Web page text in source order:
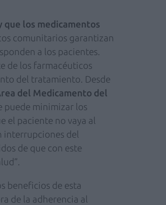
los medicamentos
comunitarios garantizan
a los pacientes.
de los farmacéuticos
del tratamiento. Desde
del Medicamento del
puede minimizar los
el paciente no vaya al
interrupciones del
de que con este
beneficios de esta
de la adherencia al